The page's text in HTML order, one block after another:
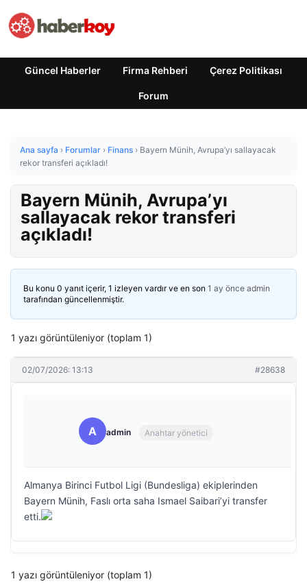
Güncel Haberler Firma Rehberi Çerez Politikası
Forum
Ana sayfa › Forumlar › Finans › Bayern Münih, Avrupa’yı sallayacak
rekor transferi açıkladı!
Bayern Münih, Avrupa’yı
sallayacak rekor transferi
açıkladı!
Bu konu 0 yanıt içerir, 1 izleyen vardır ve en son 1 ay önce admin
tarafından güncellenmiştir.
1 yazı görüntüleniyor (toplam 1)
02/07/2026: 13:13 #28638
A admin Anahtar yönetici
Almanya Birinci Futbol Ligi (Bundesliga) ekiplerinden
Bayern Münih, Faslı orta saha Ismael Saibari’yi transfer
etti.
1 yazı görüntüleniyor (toplam 1)